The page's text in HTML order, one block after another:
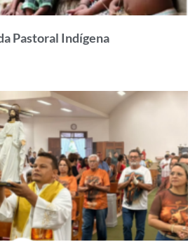
Pastoral Indígena